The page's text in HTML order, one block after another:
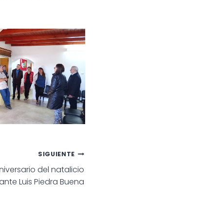
MARINO VISITÓ
DE LOS BARRIOS EL
VILLA DEL CARMEN Y
OBRAS EN EL
ECAY
SIGUIENTE
del natalicio
Luis Piedra Buena